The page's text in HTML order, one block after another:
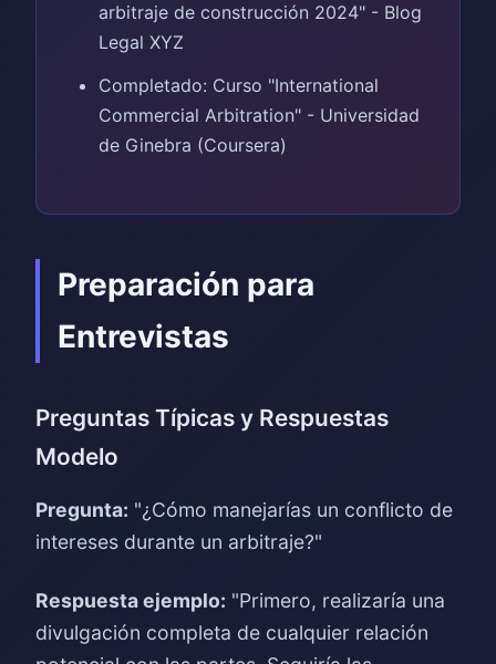
arbitraje de construcción 2024" - Blog
Legal XYZ
Completado: Curso "International
Commercial Arbitration" - Universidad
de Ginebra (Coursera)
Preparación para
Entrevistas
Preguntas Típicas y Respuestas
Modelo
Pregunta: "¿Cómo manejarías un conflicto de
intereses durante un arbitraje?"
Respuesta ejemplo: "Primero, realizaría una
divulgación completa de cualquier relación